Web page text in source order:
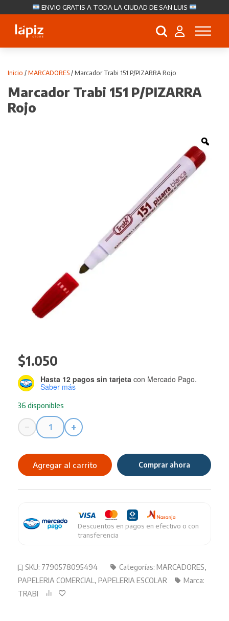
ENVIO GRATIS A TODA LA CIUDAD DE SAN LUIS
Búsqueda
Inicio / MARCADORES / Marcador Trabi 151 P/PIZARRA Rojo
Marcador Trabi 151 P/PIZARRA
Rojo
$1.050
36 disponibles
Hasta 12 pagos sin tarjeta con Mercado Pago.
Saber más
−
Marcador
151
P/PIZARRA
+
Agregar al carrito Comprar ahora
SKU: 7790578095494 Categorías: MARCADORES,
PAPELERIA COMERCIAL , PAPELERIA ESCOLAR
Marca:
TRABI
Descuentos en pagos en efectivo o con
transferencia